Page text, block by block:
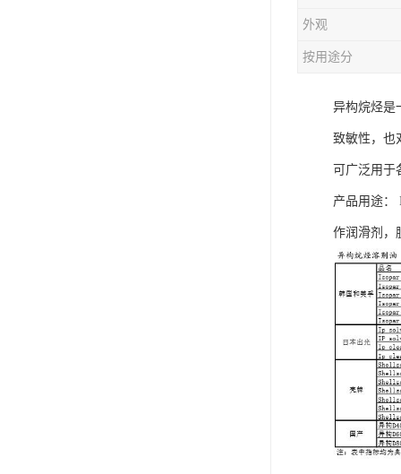
外观
按用途分
异构烷烃是
致敏性，也
可广泛用于
产品用途：
作润滑剂，